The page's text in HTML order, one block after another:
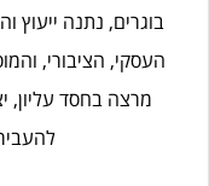
בוגרים, נתנה ייעוץ
העסקי, הציבורי,
מרצה בחסד עליון,